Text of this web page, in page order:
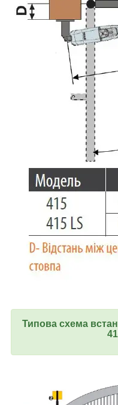
Типова схема